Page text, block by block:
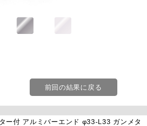
前回の結果に戻る
ー付 アルミバーエンド φ33-L33 ガンメタ